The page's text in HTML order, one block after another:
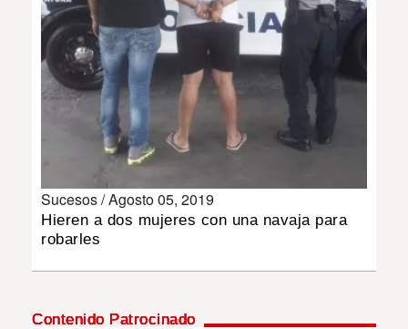
MULTIMEDIA
IMPRESO
Sucesos /Agosto 05, 2019
Hieren a dos mujeres con una navaja para
robarles
Contenido Patrocinado